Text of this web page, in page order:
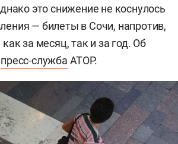
это снижение не коснулось
— билеты в Сочи, напротив,
за месяц, так и за год. Об
пресс-служба АТОР.